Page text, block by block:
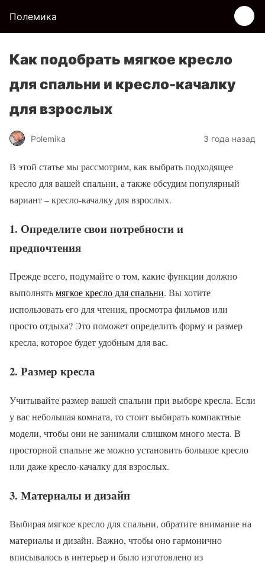
Полемика
Как подобрать мягкое кресло
для спальни и кресло-качалку
для взрослых
Polemika 3 года назад
В этой статье мы рассмотрим, как выбрать подходящее
кресло для вашей спальни, а также обсудим популярный
вариант – кресло-качалку для взрослых.
1. Определите свои потребности и
предпочтения
Прежде всего, подумайте о том, какие функции должно
выполнятьмягкое кресло для спальни. Вы хотите
использовать его для чтения, просмотра фильмов или
просто отдыха? Это поможет определить форму и размер
кресла, которое будет удобным для вас.
2. Размер кресла
Учитывайте размер вашей спальни при выборе кресла. Если
у вас небольшая комната, то стоит выбирать компактные
модели, чтобы они не занимали слишком много места. В
просторной спальне же можно установить большое кресло
или даже кресло-качалку для взрослых.
3. Материалы и дизайн
Выбирая мягкое кресло для спальни, обратите внимание на
материалы и дизайн. Важно, чтобы оно гармонично
вписывалось в интерьер и было изготовлено из